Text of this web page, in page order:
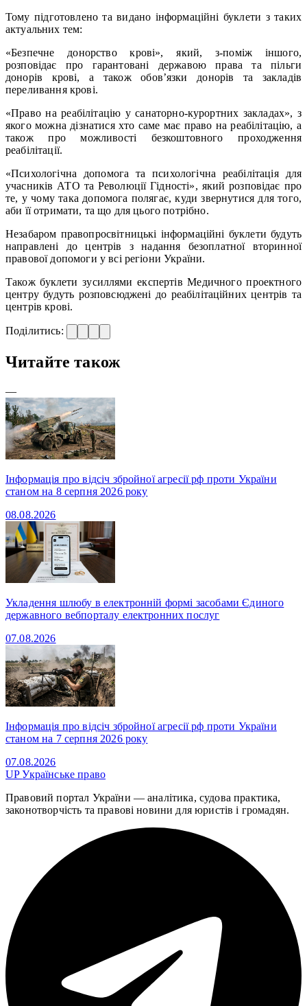
Тому підготовлено та видано інформаційні буклети з таких
актуальних тем:
«Безпечне донорство крові», який, з-поміж іншого,
розповідає про гарантовані державою права та пільги
донорів крові, а також обов’язки донорів та закладів
переливання крові.
«Право на реабілітацію у санаторно-курортних закладах», з
якого можна дізнатися хто саме має право на реабілітацію, а
також про можливості безкоштовного проходження
реабілітації.
«Психологічна допомога та психологічна реабілітація для
учасників АТО та Революції Гідності», який розповідає про
те, у чому така допомога полягає, куди звернутися для того,
аби її отримати, та що для цього потрібно.
Незабаром правопросвітницькі інформаційні буклети будуть
направлені до центрів з надання безоплатної вторинної
правової допомоги у всі регіони України.
Також буклети зусиллями експертів Медичного проектного
центру будуть розповсюджені до реабілітаційних центрів та
центрів крові.
Поділитись:
Читайте також
—
Інформація про відсіч збройної агресії рф проти України
станом на 8 серпня 2026 року
08.08.2026
Укладення шлюбу в електронній формі засобами Єдиного
державного вебпорталу електронних послуг
07.08.2026
Інформація про відсіч збройної агресії рф проти України
станом на 7 серпня 2026 року
07.08.2026
UPУкраїнське право
Правовий портал України — аналітика, судова практика,
законотворчість та правові новини для юристів і громадян.